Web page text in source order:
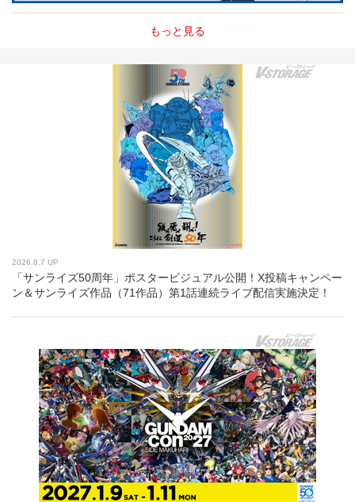
もっと見る
2026.8.7 UP
「サンライズ50周年」ポスタービジュアル公開！X投稿キャンペー
ン＆サンライズ作品（71作品）第1話連続ライブ配信実施決定！